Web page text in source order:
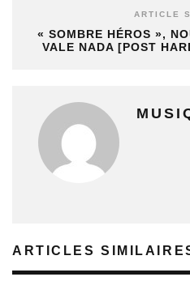
ARTICLE
« SOMBRE HÉROS »,
VALE NADA [POST
ARTICLES